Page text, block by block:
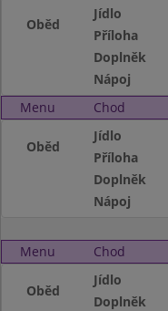
Oběd
Jídlo
Příloha
Doplněk
Nápoj
Menu
Chod
Oběd
Jídlo
Příloha
Doplněk
Nápoj
Menu Chod
Oběd
Jídlo
Doplněk